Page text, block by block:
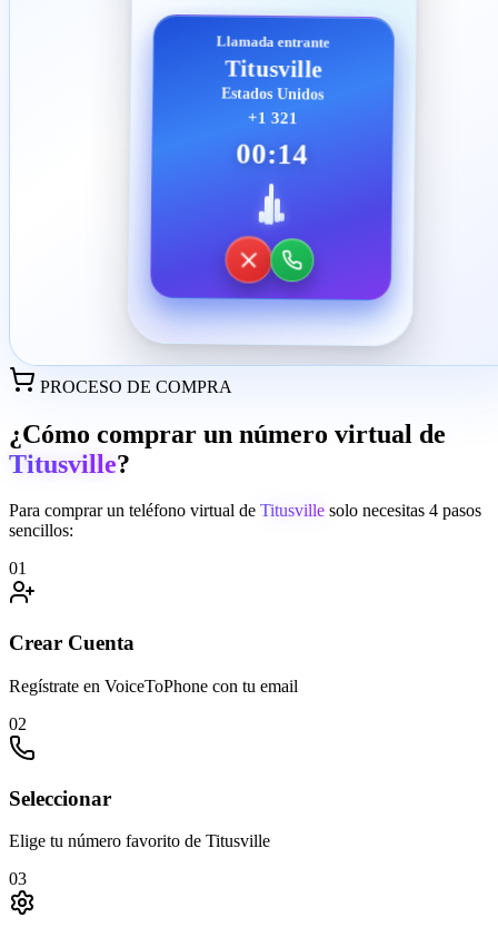
Llamada entrante
Titusville
Estados Unidos
+1 321
00:14
PROCESO DE COMPRA
¿Cómo comprar un número virtual de
Titusville?
Para comprar un teléfono virtual de Titusville solo necesitas 4 pasos
sencillos:
01
Crear Cuenta
Regístrate en VoiceToPhone con tu email
02
Seleccionar
Elige tu número favorito de Titusville
03